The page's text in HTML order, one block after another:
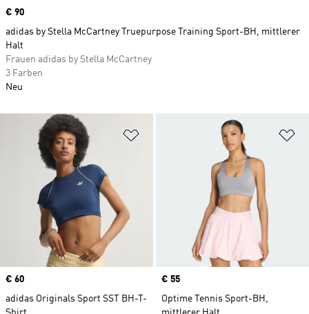
Zur Wunschliste hinzufügen
Price
€ 60
adidas Originals Sport SST BH-T-
Price
€ 55
Optime Tennis Sport-BH,
Price
€ 90
adidas by Stella McCartney Truepurpose Training Sport-BH, mittlerer
Halt
Frauen adidas by Stella McCartney
3 Farben
Neu